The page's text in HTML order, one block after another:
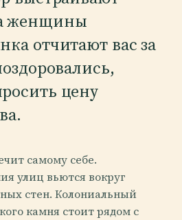
женщины
отчитают вас за
цену
самому себе.
улиц вьются вокруг
стен. Колониальный
камня стоит рядом с